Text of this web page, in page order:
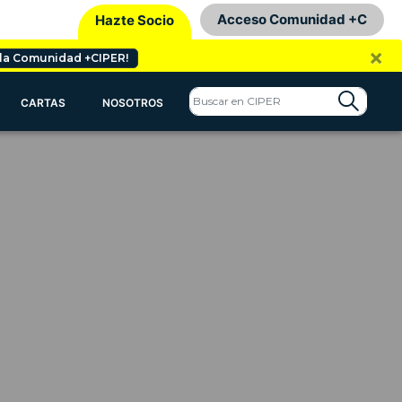
Hazte Socio Acceso Comunidad +C
la Comunidad +CIPER! ×
CARTAS NOSOTROS